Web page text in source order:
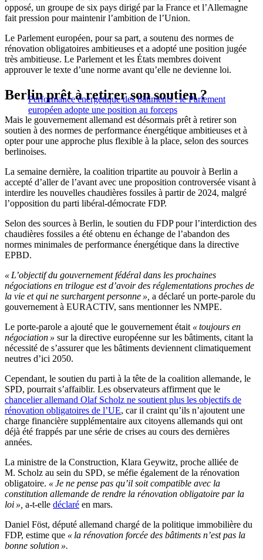
opposé, un groupe de six pays dirigé par la France et l’Allemagne
fait pression pour maintenir l’ambition de l’Union.
Le Parlement européen, pour sa part, a soutenu des normes de
rénovation obligatoires ambitieuses et a adopté une position jugée
très ambitieuse. Le Parlement et les États membres doivent
approuver le texte d’une norme avant qu’elle ne devienne loi.
Performance énergétique des bâtiments : le Parlement
européen adopte une position au forceps
Berlin prêt à retirer son soutien ?
Mais le gouvernement allemand est désormais prêt à retirer son
soutien à des normes de performance énergétique ambitieuses et à
opter pour une approche plus flexible à la place, selon des sources
berlinoises.
La semaine dernière, la coalition tripartite au pouvoir à Berlin a
accepté d’aller de l’avant avec une proposition controversée visant à
interdire les nouvelles chaudières fossiles à partir de 2024, malgré
l’opposition du parti libéral-démocrate FDP.
Selon des sources à Berlin, le soutien du FDP pour l’interdiction des
chaudières fossiles a été obtenu en échange de l’abandon des
normes minimales de performance énergétique dans la directive
EPBD.
« L’objectif du gouvernement fédéral dans les prochaines
négociations en trilogue est d’avoir des réglementations proches de
la vie et qui ne surchargent personne », a déclaré un porte-parole du
gouvernement à EURACTIV, sans mentionner les NMPE.
Le porte-parole a ajouté que le gouvernement était « toujours en
négociation » sur la directive européenne sur les bâtiments, citant la
nécessité de s’assurer que les bâtiments deviennent climatiquement
neutres d’ici 2050.
Cependant, le soutien du parti à la tête de la coalition allemande, le
SPD, pourrait s’affaiblir. Les observateurs affirment que le
chancelier allemand Olaf Scholz ne soutient plus les objectifs de
rénovation obligatoires de l’UE, car il craint qu’ils n’ajoutent une
charge financière supplémentaire aux citoyens allemands qui ont
déjà été frappés par une série de crises au cours des dernières
années.
La ministre de la Construction, Klara Geywitz, proche alliée de
M. Scholz au sein du SPD, se méfie également de la rénovation
obligatoire. « Je ne pense pas qu’il soit compatible avec la
constitution allemande de rendre la rénovation obligatoire par la
loi », a-t-elle déclaré en mars.
Daniel Föst, député allemand chargé de la politique immobilière du
FDP, estime que « la rénovation forcée des bâtiments n’est pas la
bonne solution ».